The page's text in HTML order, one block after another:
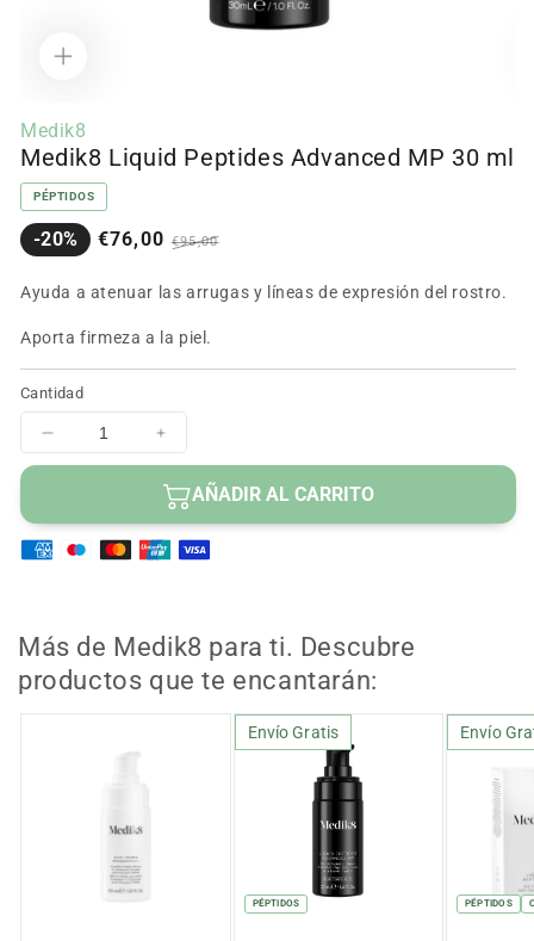
contenido
multimedia
1
modal
Medik8
Medik8 Liquid Peptides Advanced MP 30 ml
PÉPTIDOS
-20%
Precio
oferta
€76,00 Precio
€95,00
Ayuda a atenuar las arrugas y líneas de expresión del rostro.
Aporta firmeza a la piel.
Cantidad
Disminuir
cantidad
Medik8
Liquid
Peptides
30
Aumentar
cantidad
para
Medik8
Liquid
Peptides
30
AÑADIR AL CARRITO
Más de Medik8 para ti. Descubre
productos que te encantarán:
Envío Gratis
PÉPTIDOS
Envío
PÉPTIDOS